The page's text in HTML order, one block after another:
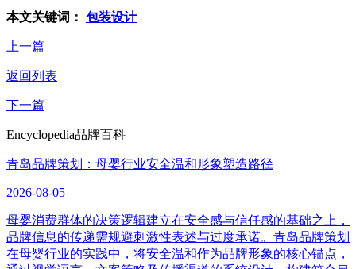
本文关键词： 包装设计
上一篇
返回列表
下一篇
Encyclopedia品牌百科
青岛品牌策划：母婴行业安全温和形象塑造路径
2026-08-05
母婴消费群体的决策逻辑建立在安全感与信任感的基础之上，
品牌信息的传递需规避刺激性表述与过度承诺。青岛品牌策划
在母婴行业的实践中，将安全温和作为品牌形象的核心锚点，